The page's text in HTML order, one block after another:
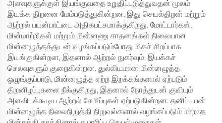
அளவுகளுக்குள் இயங்குவதை உறுதிப்படுத்துவதன் மூலம்
இயக்க திறனை மேம்படுத்துகின்றன, இது செயல்திறன் மற்றும்
ஆற்றல் பயன்பாட்டை அதிகபட்சமாக்குகிறது. மோட்டார்கள்,
மின்மாற்றிகள் மற்றும் மின்னணு சாதனங்கள் நிலையான
மின்னழுத்தத்துடன் வழங்கப்படும்போது மிகச் சிறப்பாக
இயங்குகின்றன, இதனால் ஆற்றல் நுகர்வும், இயக்கச்
செலவுகளும் குறைகின்றன. துல்லியமான மின்னழுத்த
ஒழுங்குப்பாடு, மின்னழுத்த ஏற்ற இறக்கங்களால் ஏற்படும்
திறனிழப்புகளை நீக்குகிறது, இதனால் நேரத்துடன் குவியும்
அளவிடக்கூடிய ஆற்றல் சேமிப்புகள் ஏற்படுகின்றன. தனிப்பயன்
மின்னழுத்த நிலைநிறுத்தி நிறுவல்களால் வழங்கப்படும் மாறாத